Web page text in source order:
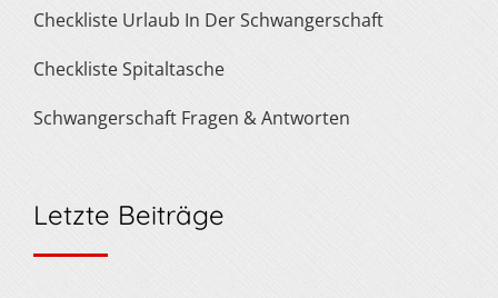
Checkliste Urlaub In Der Schwangerschaft
Checkliste Spitaltasche
Schwangerschaft Fragen & Antworten
Letzte Beiträge